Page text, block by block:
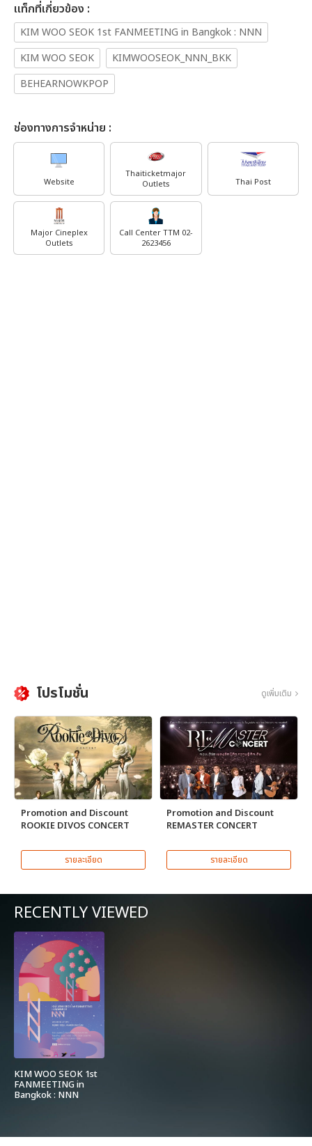
เเท็กที่เกี่ยวข้อง :
KIM WOO SEOK 1st FANMEETING in Bangkok : NNN
KIM WOO SEOK
KIMWOOSEOK_NNN_BKK
BEHEARNOWKPOP
ช่องทางการจำหน่าย :
Website
Thaiticketmajor
Outlets
Thai Post
Major Cineplex
Outlets
Call Center TTM 02-
2623456
โปรโมชั่น ดูเพิ่มเติม
Promotion and Discount
ROOKIE DIVOS CONCERT
รายละเอียด
Promotion and Discount
REMASTER CONCERT
รายละเอียด
RECENTLY VIEWED
KIM WOO SEOK 1st
FANMEETING in
Bangkok : NNN